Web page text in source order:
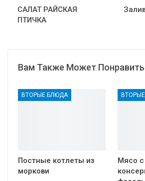
САЛАТ РАЙСКАЯ
ПТИЧКА
Вам Также Может
ВТОРЫЕ БЛЮДА
Постные котлеты из
моркови
Мясо с